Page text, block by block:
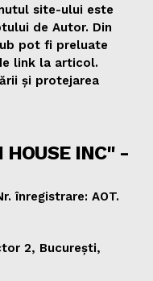
site-ului este
de Autor. Din
pot fi preluate
link la articol.
și protejarea
HOUSE INC" -
înregistrare: AOT.
2, București,